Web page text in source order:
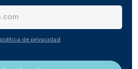
política de privacidad